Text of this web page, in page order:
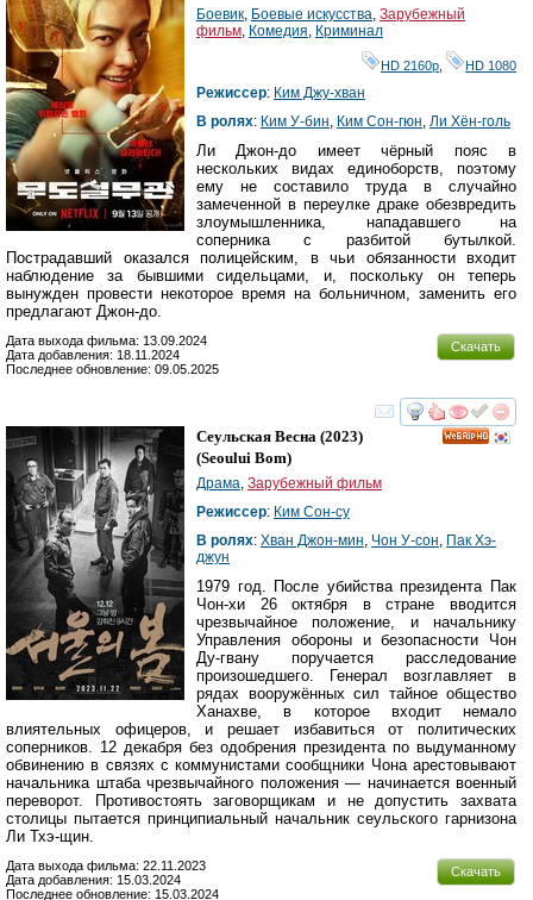
Боевик, Боевые искусства, Зарубежный
фильм, Комедия, Криминал
HD 2160р HD 1080
Режиссер: Ким Джу-хван
В ролях: Ким У-бин, Ким Сон-гюн, Ли Хён-голь
Ли Джон-до имеет чёрный пояс в
нескольких видах единоборств, поэтому
ему не составило труда в случайно
замеченной в переулке драке обезвредить
злоумышленника, нападавшего на
соперника с разбитой бутылкой.
Пострадавший оказался полицейским, в чьи обязанности входит
наблюдение за бывшими сидельцами, и, поскольку он теперь
вынужден провести некоторое время на больничном, заменить его
предлагают Джон-до.
Скачать
Дата выхода фильма: 13.09.2024
Дата добавления: 18.11.2024
Последнее обновление: 09.05.2025
смотреть
Сеульская Весна (2023)
(Seoului Bom)
Драма, Зарубежный фильм
Режиссер: Ким Сон-су
В ролях: Хван Джон-мин, Чон У-сон, Пак Хэ-
джун
1979 год. После убийства президента Пак
Чон-хи 26 октября в стране вводится
чрезвычайное положение, и начальнику
Управления обороны и безопасности Чон
Ду-гвану поручается расследование
произошедшего. Генерал возглавляет в
рядах вооружённых сил тайное общество
Ханахве, в которое входит немало
влиятельных офицеров, и решает избавиться от политических
соперников. 12 декабря без одобрения президента по выдуманному
обвинению в связях с коммунистами сообщники Чона арестовывают
начальника штаба чрезвычайного положения — начинается военный
переворот. Противостоять заговорщикам и не допустить захвата
столицы пытается принципиальный начальник сеульского гарнизона
Ли Тхэ-щин.
Скачать
Дата выхода фильма: 22.11.2023
Дата добавления: 15.03.2024
Последнее обновление: 15.03.2024